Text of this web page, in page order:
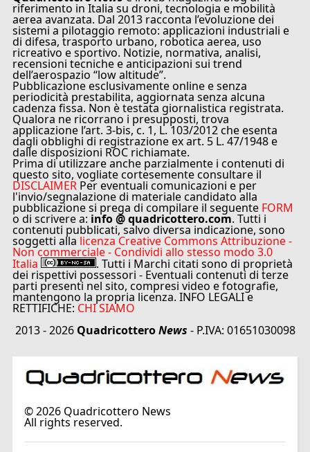
riferimento in Italia su droni, tecnologia e mobilità
aerea avanzata. Dal 2013 racconta l’evoluzione dei
sistemi a pilotaggio remoto: applicazioni industriali e
di difesa, trasporto urbano, robotica aerea, uso
ricreativo e sportivo. Notizie, normativa, analisi,
recensioni tecniche e anticipazioni sui trend
dell’aerospazio “low altitude”.
Pubblicazione esclusivamente online e senza
periodicità prestabilita, aggiornata senza alcuna
cadenza fissa. Non è testata giornalistica registrata.
Qualora ne ricorrano i presupposti, trova
applicazione l’art. 3-bis, c. 1, L. 103/2012 che esenta
dagli obblighi di registrazione ex art. 5 L. 47/1948 e
dalle disposizioni ROC richiamate.
Prima di utilizzare anche parzialmente i contenuti di
questo sito, vogliate cortesemente consultare il
DISCLAIMER Per eventuali comunicazioni e per
l'invio/segnalazione di materiale candidato alla
pubblicazione si prega di compilare il seguente FORM
o di scrivere a: info @ quadricottero.com. Tutti i
contenuti pubblicati, salvo diversa indicazione, sono
soggetti alla licenza Creative Commons Attribuzione -
Non commerciale - Condividi allo stesso modo 3.0
Italia . Tutti i Marchi citati sono di proprietà
dei rispettivi possessori - Eventuali contenuti di terze
parti presenti nel sito, compresi video e fotografie,
mantengono la propria licenza. INFO LEGALI e
RETTIFICHE: CHI SIAMO
2013 - 2026 QuadricotteroNews - P.IVA: 01651030098
©2026Quadricottero News
All rights reserved.